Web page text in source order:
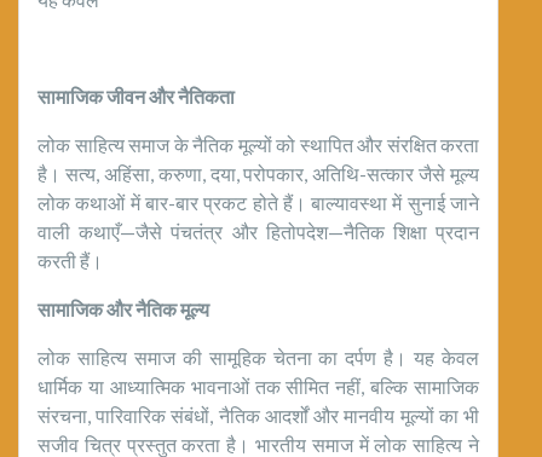
सामाजिक जीवन और नैतिकता
लोक साहित्य समाज के नैतिक मूल्यों को स्थापित और संरक्षित करता
है। सत्य, अहिंसा, करुणा, दया, परोपकार, अतिथि-सत्कार जैसे मूल्य
लोक कथाओं में बार-बार प्रकट होते हैं। बाल्यावस्था में सुनाई जाने
वाली कथाएँ—जैसे पंचतंत्र और हितोपदेश—नैतिक शिक्षा प्रदान
करती हैं।
सामाजिक और नैतिक मूल्य
लोक साहित्य समाज की सामूहिक चेतना का दर्पण है। यह केवल
धार्मिक या आध्यात्मिक भावनाओं तक सीमित नहीं, बल्कि सामाजिक
संरचना, पारिवारिक संबंधों, नैतिक आदर्शों और मानवीय मूल्यों का भी
सजीव चित्र प्रस्तुत करता है। भारतीय समाज में लोक साहित्य ने